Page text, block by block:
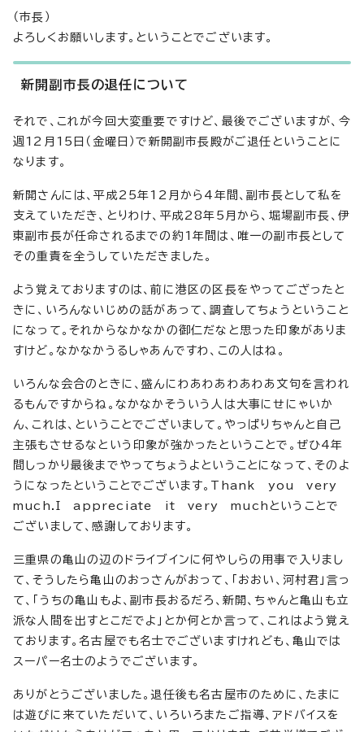
（市長）
よろしくお願いします。ということでございます。
新開副市長の退任について
それで、これが今回大変重要ですけど、最後でございますが、今
週12月15日（金曜日）で新開副市長殿がご退任ということに
なります。
新開さんには、平成25年12月から4年間、副市長として私を
支えていただき、とりわけ、平成28年5月から、堀場副市長、伊
東副市長が任命されるまでの約1年間は、唯一の副市長として
その重責を全うしていただきました。
よう覚えておりますのは、前に港区の区長をやってござったと
きに、いろんないじめの話があって、調査してちょうということ
になって。それからなかなかの御仁だなと思った印象がありま
すけど。なかなかうるしゃあんですわ、この人はね。
いろんな会合のときに、盛んにわあわあわあわあ文句を言われ
るもんですからね。なかなかそういう人は大事にせにゃいか
ん、これは、ということでございまして。やっぱりちゃんと自己
主張もさせるなという印象が強かったということで。ぜひ4年
間しっかり最後までやってちょうよということになって、そのよ
うになったということでございます。Thank you very
much.I appreciate it very muchということで
ございまして、感謝しております。
三重県の亀山の辺のドライブインに何やしらの用事で入りまし
て、そうしたら亀山のおっさんがおって、「おおい、河村君」言っ
て、「うちの亀山もよ、副市長おるだろ、新開、ちゃんと亀山も立
派な人間を出すとこだでよ」とか何とか言って、これはよう覚え
ております。名古屋でも名士でございますけれども、亀山では
スーパー名士のようでございます。
ありがとうございました。退任後も名古屋市のために、たまに
は遊びに来ていただいて、いろいろまたご指導、アドバイスを